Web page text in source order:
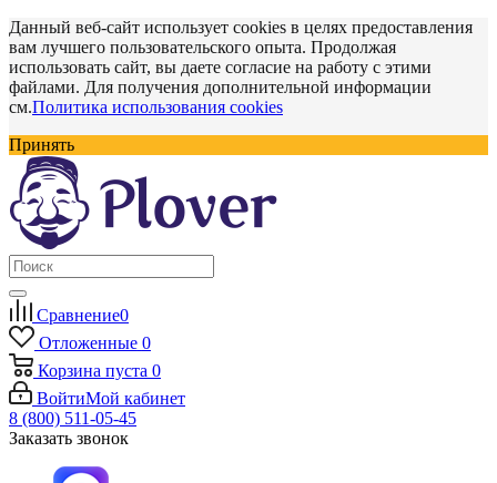
Данный веб-сайт использует cookies в целях предоставления
вам лучшего пользовательского опыта. Продолжая
использовать сайт, вы даете согласие на работу с этими
файлами. Для получения дополнительной информации
см.Политика использования cookies
Принять
Сравнение0
Отложенные 0
Корзина пуста 0
ВойтиМой кабинет
8 (800) 511-05-45
Заказать звонок